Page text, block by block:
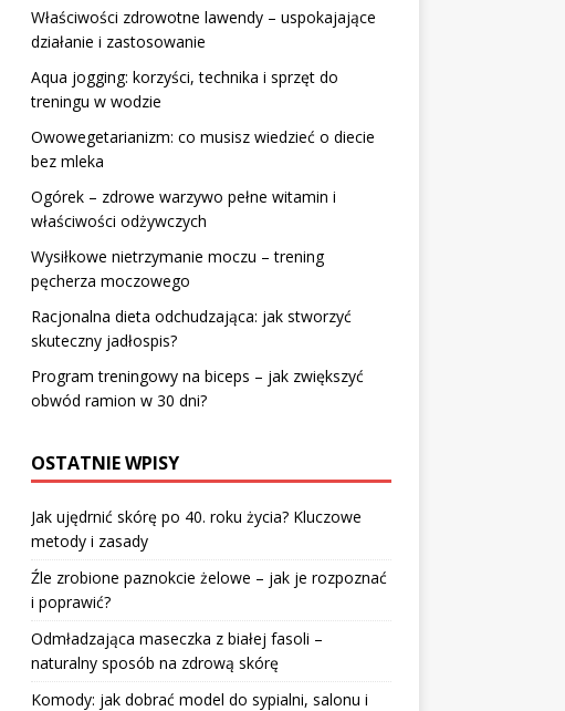
Właściwości zdrowotne lawendy – uspokajające
działanie i zastosowanie
Aqua jogging: korzyści, technika i sprzęt do
treningu w wodzie
Owowegetarianizm: co musisz wiedzieć o diecie
bez mleka
Ogórek – zdrowe warzywo pełne witamin i
właściwości odżywczych
Wysiłkowe nietrzymanie moczu – trening
pęcherza moczowego
Racjonalna dieta odchudzająca: jak stworzyć
skuteczny jadłospis?
Program treningowy na biceps – jak zwiększyć
obwód ramion w 30 dni?
OSTATNIE WPISY
Jak ujędrnić skórę po 40. roku życia? Kluczowe
metody i zasady
Źle zrobione paznokcie żelowe – jak je rozpoznać
i poprawić?
Odmładzająca maseczka z białej fasoli –
naturalny sposób na zdrową skórę
Komody: jak dobrać model do sypialni, salonu i